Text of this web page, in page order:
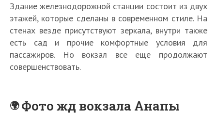
Здание железнодорожной станции состоит из двух
этажей, которые сделаны в современном стиле. На
стенах везде присутствуют зеркала, внутри также
есть сад и прочие комфортные условия для
пассажиров. Но вокзал все еще продолжают
совершенствовать.
Фото жд вокзала Анапы